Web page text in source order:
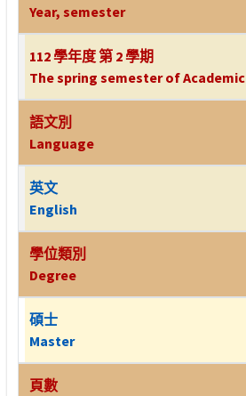
Year, semester
112 學年度 第 2 學期
The spring semester of Academic
語文別
Language
英文
English
學位類別
Degree
碩士
Master
頁數